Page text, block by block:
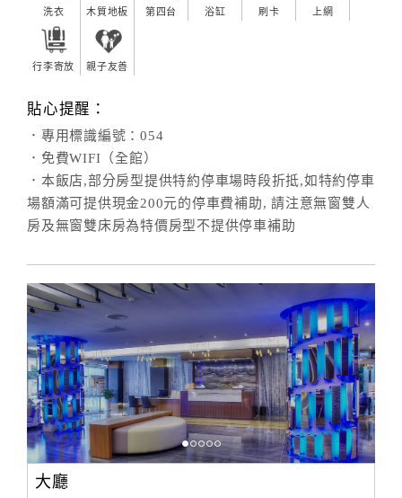
洗衣 木質地板 第四台 浴缸 刷卡 上網
行李寄放 親子友善
貼心提醒：
．專用標識編號：054
．免費WIFI（全館）
．本飯店,部分房型提供特約停車場時段折抵,如特約停車
場額滿可提供現金200元的停車費補助, 請注意無窗雙人
房及無窗雙床房為特價房型不提供停車補助
大廳